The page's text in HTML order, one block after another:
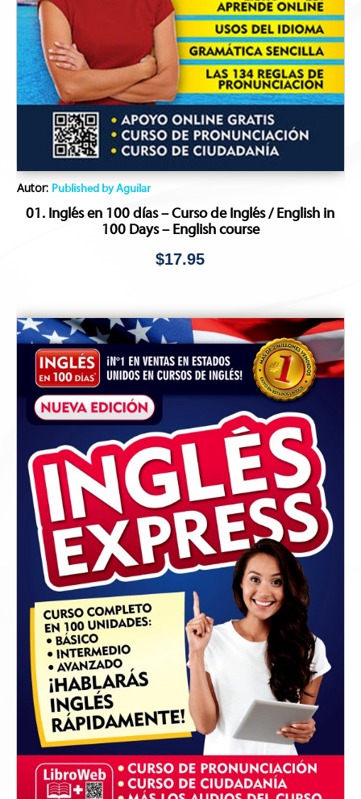
Autor: Published by Aguilar
01. Inglés en 100 días – Curso de Inglés / English in
100 Days – English course
$17.95